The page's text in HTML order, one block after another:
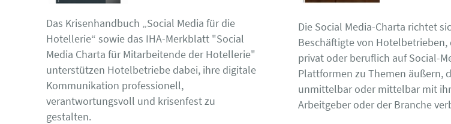
Das Krisenhandbuch „Social Media für die
Hotellerie“ sowie das IHA-Merkblatt "Social
Media Charta für Mitarbeitende der Hotellerie"
unterstützen Hotelbetriebe dabei, ihre digitale
Kommunikation professionell,
verantwortungsvoll und krisenfest zu
gestalten.
Die Social Media-Charta richtet
Beschäftigte von Hotelbetrieben,
privat oder beruflich auf Social-
Plattformen zu Themen äußern,
unmittelbar oder mittelbar mit
Arbeitgeber oder der Branche